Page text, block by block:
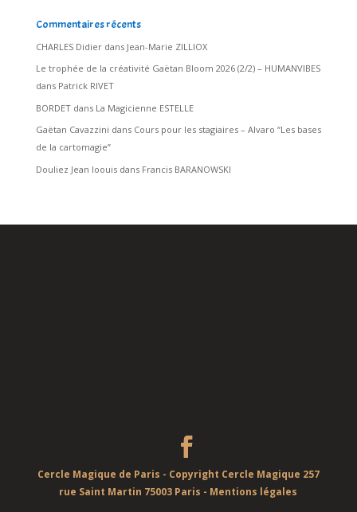
Commentaires récents
CHARLES Didierdans Jean-Marie ZILLIOX
Le trophée de la créativité Gaëtan Bloom 2026 (2/2) – HUMANVIBES
dans Patrick RIVET
BORDETdans La Magicienne ESTELLE
Gaëtan Cavazzini dans Cours pour les stagiaires – Alvaro “Les bases
de la cartomagie”
Douliez Jean loouisdans Francis BARANOWSKI
Cercle Magique de Paris - Copyright Cercle Magique 257
rue Saint Martin 75003 Paris - Mentions légales